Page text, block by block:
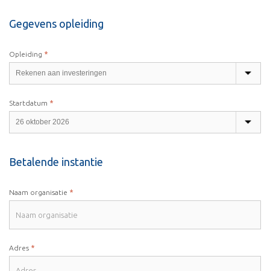
Gegevens opleiding
Opleiding *
Startdatum *
Betalende instantie
Naam organisatie *
Adres *